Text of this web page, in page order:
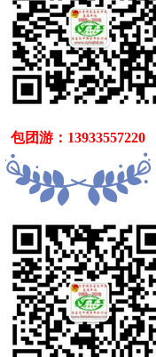
包团游：13933557220